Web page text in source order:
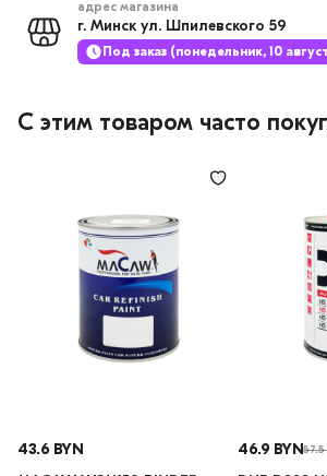
адрес магазина
г. Минск ул. Шпилевского 59
Под заказ (понедельник, 10
С этим товаром часто
43.6 BYN
46.9 BYN57.5